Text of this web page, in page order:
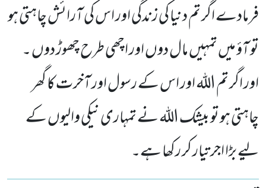
فرمادے اگر تم دنیا کی زندگی اور اس کی آرائش چاہتی ہو
تو آؤ میں تمہیں مال دوں اور اچھی طرح چھوڑ دوں ۔
اور اگر تم الله اور اس کے رسول اور آخرت کا گھر
چاہتی ہو تو بیشک الله نے تمہاری نیکی والیوں کے
لیے بڑا اجر تیار کر رکھا ہے۔